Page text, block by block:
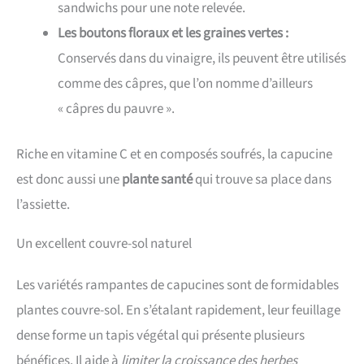
sandwichs pour une note relevée.
Les boutons floraux et les graines vertes :
Conservés dans du vinaigre, ils peuvent être utilisés
comme des câpres, que l’on nomme d’ailleurs
« câpres du pauvre ».
Riche en vitamine C et en composés soufrés, la capucine
est donc aussi uneplante santéqui trouve sa place dans
l’assiette.
Un excellent couvre-sol naturel
Les variétés rampantes de capucines sont de formidables
plantes couvre-sol. En s’étalant rapidement, leur feuillage
dense forme un tapis végétal qui présente plusieurs